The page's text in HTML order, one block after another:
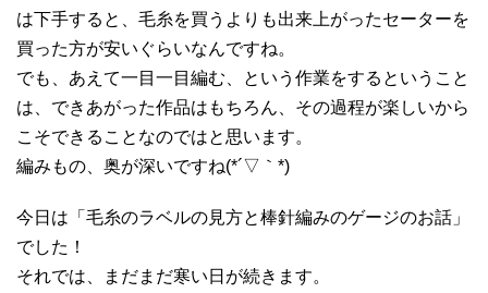
は下手すると、毛糸を買うよりも出来上がったセーターを
買った方が安いぐらいなんですね。
でも、あえて一目一目編む、という作業をするということ
は、できあがった作品はもちろん、その過程が楽しいから
こそできることなのではと思います。
編みもの、奥が深いですね(*´▽｀*)
今日は「毛糸のラベルの見方と棒針編みのゲージのお話」
でした！
それでは、まだまだ寒い日が続きます。